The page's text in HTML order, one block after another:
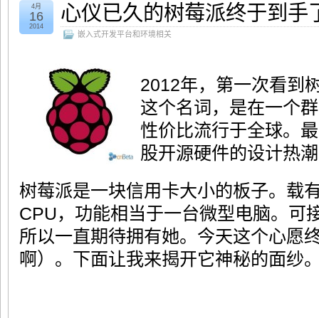
心仪已久的树莓派终于到手
嵌入式开发平台和环境相关
4月
16
2014
2012年，第一次看到
这个名词，是在一个
性价比流行于全球。
股开源硬件的设计热
树莓派是一块信用卡大小的板子。载
CPU，功能相当于一台微型电脑。
所以一直期待拥有她。今天这个心愿
啊）。下面让我来揭开它神秘的面纱